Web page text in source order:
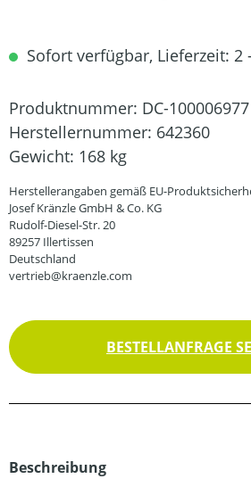
Sofort verfügbar, Lieferzeit: 2
Produktnummer: DC-100006977
Herstellernummer: 642360
Gewicht: 168 kg
Herstellerangaben gemäß EU-
Josef Kränzle GmbH & Co. KG
Rudolf-Diesel-Str. 20
89257 Illertissen
Deutschland
vertrieb@kraenzle.com
BESTELLANFRAGE
Beschreibung